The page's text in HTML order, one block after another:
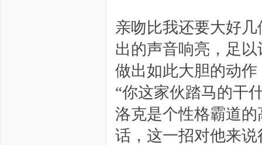
亲吻比我还要大好
出的声音响亮，足
做出如此大胆的动
“你这家伙踏马的干
洛克是个性格霸道
话，这一招对他来说